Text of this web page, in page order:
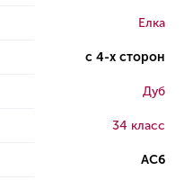
Елка
с 4-х сторон
Дуб
34 класс
AC6